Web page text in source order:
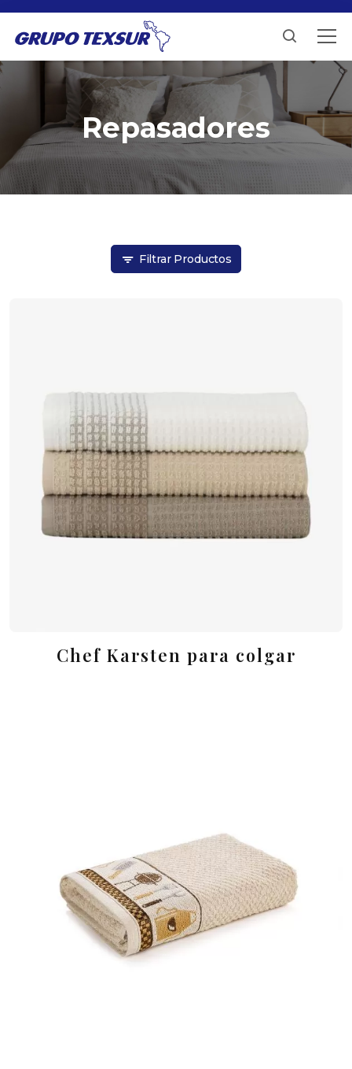
Repasadores
Filtrar Productos
Chef Karsten para colgar